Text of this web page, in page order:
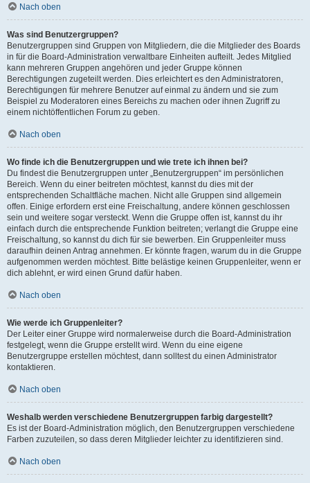
Nach oben
Was sind Benutzergruppen?
Benutzergruppen sind Gruppen von Mitgliedern, die die Mitglieder des Boards
in für die Board-Administration verwaltbare Einheiten aufteilt. Jedes Mitglied
kann mehreren Gruppen angehören und jeder Gruppe können
Berechtigungen zugeteilt werden. Dies erleichtert es den Administratoren,
Berechtigungen für mehrere Benutzer auf einmal zu ändern und sie zum
Beispiel zu Moderatoren eines Bereichs zu machen oder ihnen Zugriff zu
einem nichtöffentlichen Forum zu geben.
Nach oben
Wo finde ich die Benutzergruppen und wie trete ich ihnen bei?
Du findest die Benutzergruppen unter „Benutzergruppen“ im persönlichen
Bereich. Wenn du einer beitreten möchtest, kannst du dies mit der
entsprechenden Schaltfläche machen. Nicht alle Gruppen sind allgemein
offen. Einige erfordern erst eine Freischaltung, andere können geschlossen
sein und weitere sogar versteckt. Wenn die Gruppe offen ist, kannst du ihr
einfach durch die entsprechende Funktion beitreten; verlangt die Gruppe eine
Freischaltung, so kannst du dich für sie bewerben. Ein Gruppenleiter muss
daraufhin deinen Antrag annehmen. Er könnte fragen, warum du in die Gruppe
aufgenommen werden möchtest. Bitte belästige keinen Gruppenleiter, wenn er
dich ablehnt, er wird einen Grund dafür haben.
Nach oben
Wie werde ich Gruppenleiter?
Der Leiter einer Gruppe wird normalerweise durch die Board-Administration
festgelegt, wenn die Gruppe erstellt wird. Wenn du eine eigene
Benutzergruppe erstellen möchtest, dann solltest du einen Administrator
kontaktieren.
Nach oben
Weshalb werden verschiedene Benutzergruppen farbig dargestellt?
Es ist der Board-Administration möglich, den Benutzergruppen verschiedene
Farben zuzuteilen, so dass deren Mitglieder leichter zu identifizieren sind.
Nach oben